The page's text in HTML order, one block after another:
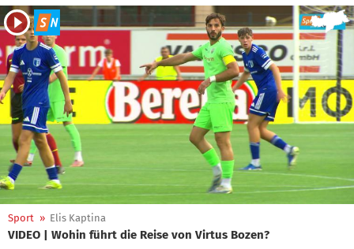
Sport » Elis Kaptina
VIDEO | Wohin führt die Reise von Virtus Bozen?